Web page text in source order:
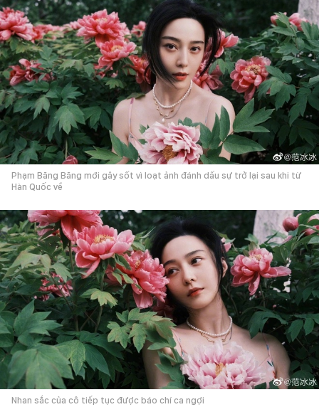
Phạm Băng Băng mới gây sốt vì loạt ảnh đánh dấu sự trở lại sau khi từ
Hàn Quốc về
Nhan sắc của cô tiếp tục được báo chí ca ngợi